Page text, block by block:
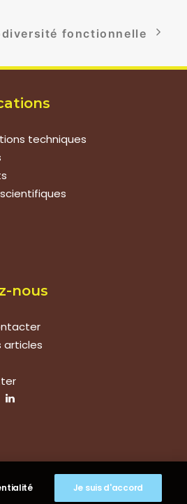
fonctionnelle
techniques
nous
articles
Je suis d'accord